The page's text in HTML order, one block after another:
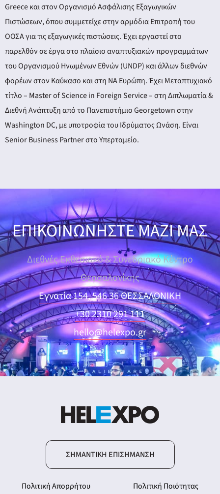
Greece και στον Οργανισμό Ασφάλισης Εξαγωγικών
Πιστώσεων, όπου συμμετείχε στην αρμόδια Επιτροπή του
ΟΟΣΑ για τις εξαγωγικές πιστώσεις. Έχει εργαστεί στο
παρελθόν σε έργα στο πλαίσιο αναπτυξιακών προγραμμάτων
του Οργανισμού Ηνωμένων Εθνών (UNDP) και άλλων διεθνών
φορέων στον Καύκασο και στη ΝΑ Ευρώπη. Έχει Μεταπτυχιακό
τίτλο – Master of Science in Foreign Service – στη Διπλωματία &
Διεθνή Ανάπτυξη από το Πανεπιστήμιο Georgetown στην
Washington DC, με υποτροφία του Ιδρύματος Ωνάση. Είναι
Senior Business Partner στο Υπερταμείο.
ΕΠΙΚΟΙΝΩΝΗΣΤΕ ΜΑΖΙ ΜΑΣ
Διεθνές Εκθεσιακό & Συνεδριακό Κέντρο
Θεσσαλονίκης
Εγνατία 154, 546 36 ΘΕΣΣΑΛΟΝΙΚΗ
+30 2310 291 111
hello@helexpo.gr
ΣΗΜΑΝΤΙΚΉ ΕΠΙΣΉΜΑΝΣΗ
Πολιτική Απορρήτου Πολιτική Ποιότητας